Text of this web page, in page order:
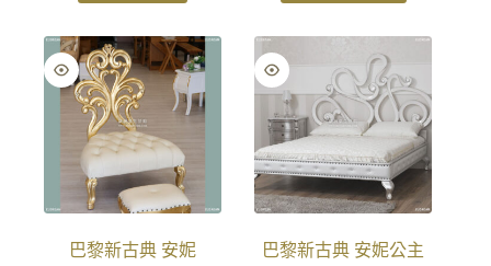
巴黎新古典 安妮
巴黎新古典 安妮公主